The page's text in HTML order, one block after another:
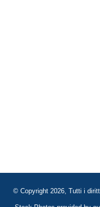
© Copyright 2026, Tutti i